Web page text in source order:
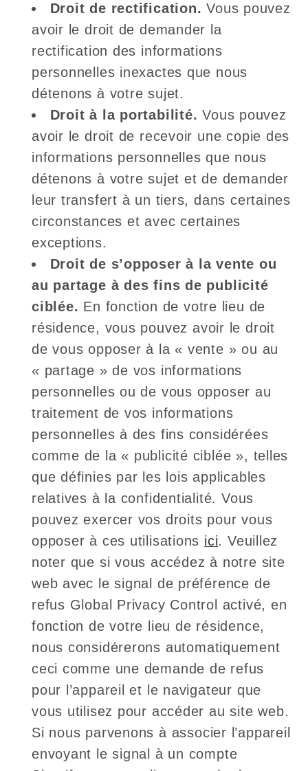
Droit de rectification. Vous pouvez
avoir le droit de demander la
rectification des informations
personnelles inexactes que nous
détenons à votre sujet.
Droit à la portabilité. Vous pouvez
avoir le droit de recevoir une copie des
informations personnelles que nous
détenons à votre sujet et de demander
leur transfert à un tiers, dans certaines
circonstances et avec certaines
exceptions.
Droit de s’opposer à la vente ou
au partage à des fins de publicité
ciblée. En fonction de votre lieu de
résidence, vous pouvez avoir le droit
de vous opposer à la « vente » ou au
« partage » de vos informations
personnelles ou de vous opposer au
traitement de vos informations
personnelles à des fins considérées
comme de la « publicité ciblée », telles
que définies par les lois applicables
relatives à la confidentialité. Vous
pouvez exercer vos droits pour vous
opposer à ces utilisations ici. Veuillez
noter que si vous accédez à notre site
web avec le signal de préférence de
refus Global Privacy Control activé, en
fonction de votre lieu de résidence,
nous considérerons automatiquement
ceci comme une demande de refus
pour l’appareil et le navigateur que
vous utilisez pour accéder au site web.
Si nous parvenons à associer l’appareil
envoyant le signal à un compte